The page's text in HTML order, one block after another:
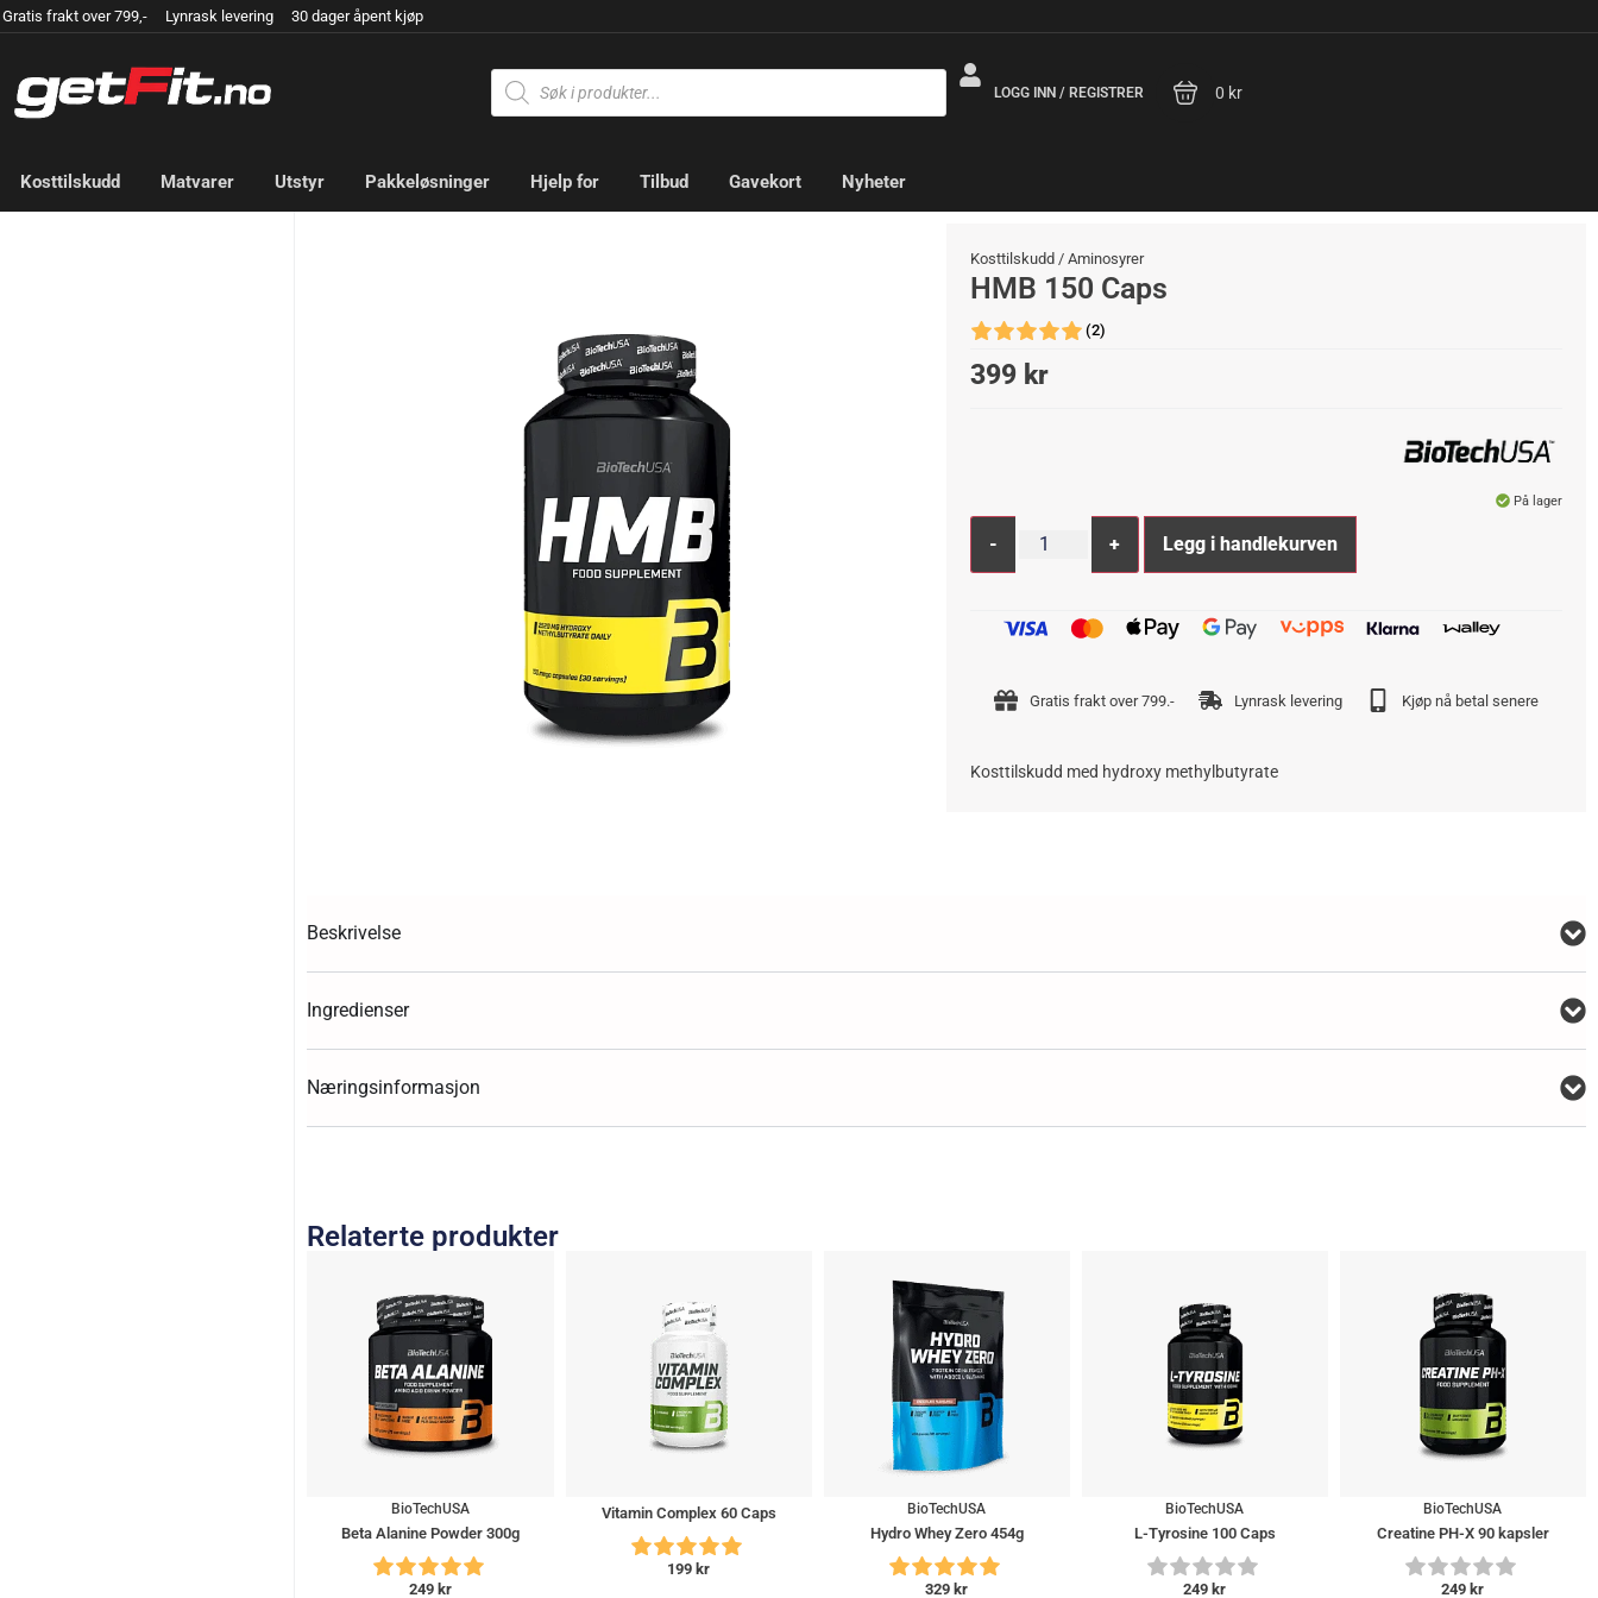
Gratis frakt over 799,- Lynrask levering 30 dager åpent kjøp
LOGG INN / REGISTRER 0 kr
Kosttilskudd Matvarer Utstyr Pakkeløsninger Hjelp for Tilbud Gavekort Nyheter
Kosttilskudd /Aminosyrer
HMB 150 Caps
(2)
399 kr
På lager
- + Legg i handlekurven
Gratis frakt over 799.- Lynrask levering Kjøp nå betal senere
Kosttilskudd med hydroxy methylbutyrate
Beskrivelse
Ingredienser
Næringsinformasjon
Relaterte produkter
BioTechUSA
Beta Alanine Powder 300g
249 kr
Vitamin Complex 60 Caps
199 kr
BioTechUSA
Hydro Whey Zero 454g
329 kr
BioTechUSA
L-Tyrosine 100 Caps
249 kr
BioTechUSA
Creatine PH-X 90 kapsler
249 kr